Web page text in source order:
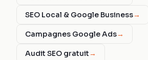
SEO Local & Google Business→
Campagnes Google Ads→
Audit SEO gratuit→